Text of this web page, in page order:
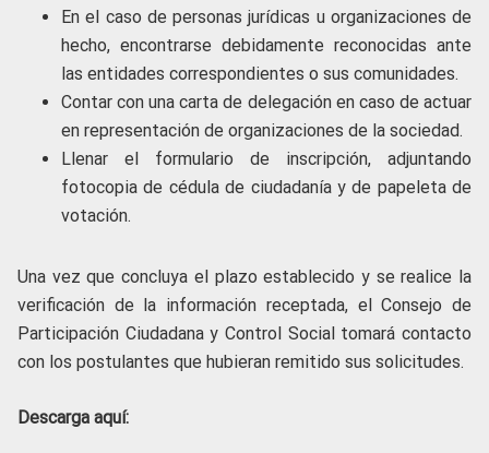
En el caso de personas jurídicas u organizaciones de
hecho, encontrarse debidamente reconocidas ante
las entidades correspondientes o sus comunidades.
Contar con una carta de delegación en caso de actuar
en representación de organizaciones de la sociedad.
Llenar el formulario de inscripción, adjuntando
fotocopia de cédula de ciudadanía y de papeleta de
votación.
Una vez que concluya el plazo establecido y se realice la
verificación de la información receptada, el Consejo de
Participación Ciudadana y Control Social tomará contacto
con los postulantes que hubieran remitido sus solicitudes.
Descarga aquí: